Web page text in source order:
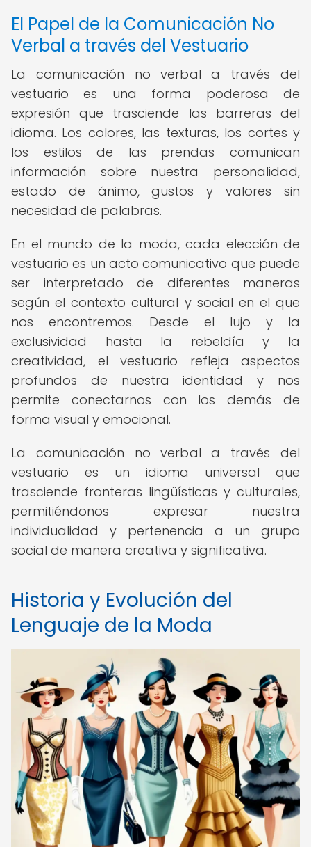
El Papel de la Comunicación No
Verbal a través del Vestuario
La comunicación no verbal a través del
vestuario es una forma poderosa de
expresión que trasciende las barreras del
idioma. Los colores, las texturas, los cortes y
los estilos de las prendas comunican
información sobre nuestra personalidad,
estado de ánimo, gustos y valores sin
necesidad de palabras.
En el mundo de la moda, cada elección de
vestuario es un acto comunicativo que puede
ser interpretado de diferentes maneras
según el contexto cultural y social en el que
nos encontremos. Desde el lujo y la
exclusividad hasta la rebeldía y la
creatividad, el vestuario refleja aspectos
profundos de nuestra identidad y nos
permite conectarnos con los demás de
forma visual y emocional.
La comunicación no verbal a través del
vestuario es un idioma universal que
trasciende fronteras lingüísticas y culturales,
permitiéndonos expresar nuestra
individualidad y pertenencia a un grupo
social de manera creativa y significativa.
Historia y Evolución del
Lenguaje de la Moda